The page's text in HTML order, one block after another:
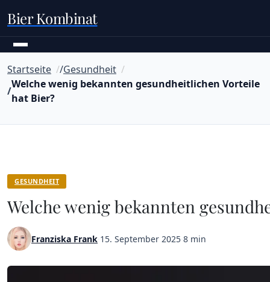
Bier Kombinat
Startseite
Gesundheit
Welche wenig bekannten gesundheitlichen Vorteile
hat Bier?
GESUNDHEIT
Welche wenig bekannten
Franziska Frank 15. September 2025 8 min